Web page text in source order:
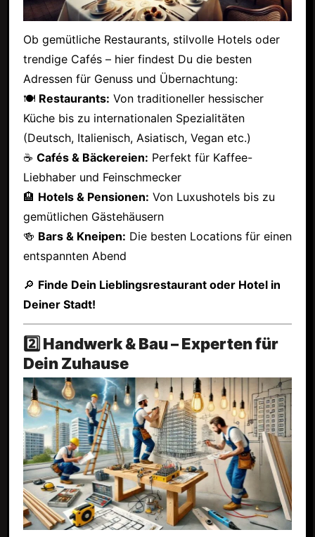
Ob gemütliche Restaurants, stilvolle Hotels oder
trendige Cafés – hier findest Du die besten
Adressen für Genuss und Übernachtung:
🍽 Restaurants: Von traditioneller hessischer
Küche bis zu internationalen Spezialitäten
(Deutsch, Italienisch, Asiatisch, Vegan etc.)
☕ Cafés & Bäckereien: Perfekt für Kaffee-
Liebhaber und Feinschmecker
🏨 Hotels & Pensionen: Von Luxushotels bis zu
gemütlichen Gästehäusern
🍻 Bars & Kneipen: Die besten Locations für einen
entspannten Abend
🔎 Finde Dein Lieblingsrestaurant oder Hotel in
Deiner Stadt!
2️⃣ Handwerk & Bau – Experten für
Dein Zuhause